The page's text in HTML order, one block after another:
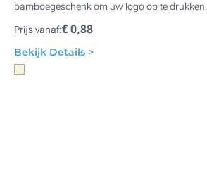
bamboegeschenk om uw logo op te drukken.
Prijs vanaf:€ 0,88
Bekijk Details >